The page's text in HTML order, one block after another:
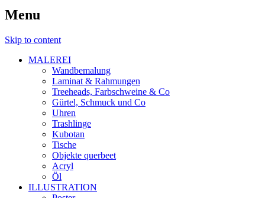
Menu
Skip to content
MALEREI
Wandbemalung
Laminat & Rahmungen
Treeheads, Farbschweine & Co
Gürtel, Schmuck und Co
Uhren
Trashlinge
Kubotan
Tische
Objekte querbeet
Acryl
Öl
ILLUSTRATION